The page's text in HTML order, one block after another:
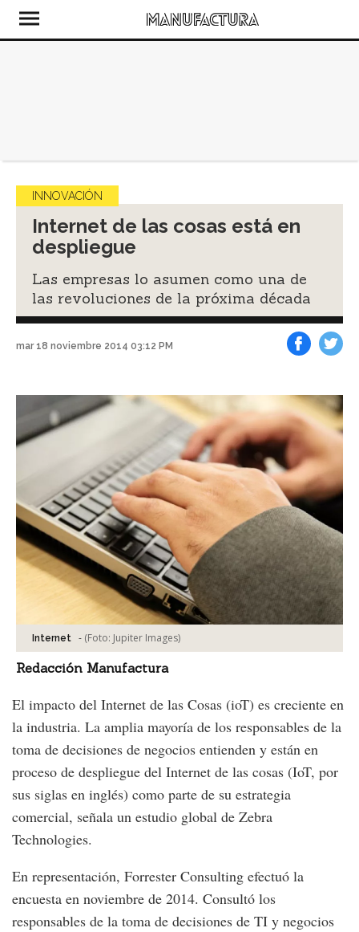
INNOVACIÓN
Internet de las cosas está en
despliegue
Las empresas lo asumen como una de
las revoluciones de la próxima década
mar 18 noviembre 2014 03:12 PM
Internet - (Foto: Jupiter Images)
Redacción Manufactura
El impacto del Internet de las Cosas (ioT) es creciente en
la industria. La amplia mayoría de los responsables de la
toma de decisiones de negocios entienden y están en
proceso de despliegue del Internet de las cosas (IoT, por
sus siglas en inglés) como parte de su estrategia
comercial, señala un estudio global de Zebra
Technologies.
En representación, Forrester Consulting efectuó la
encuesta en noviembre de 2014. Consultó los
responsables de la toma de decisiones de TI y negocios